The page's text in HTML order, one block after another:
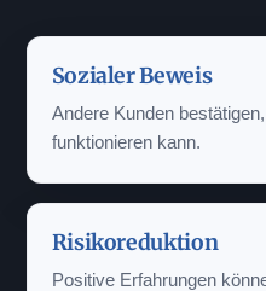
Sozialer Beweis
Andere Kunden
funktionieren kann.
Risikoreduktion
Positive Erfahrungen